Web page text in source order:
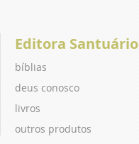
Editora Santuário
bíblias
deus conosco
livros
outros produtos